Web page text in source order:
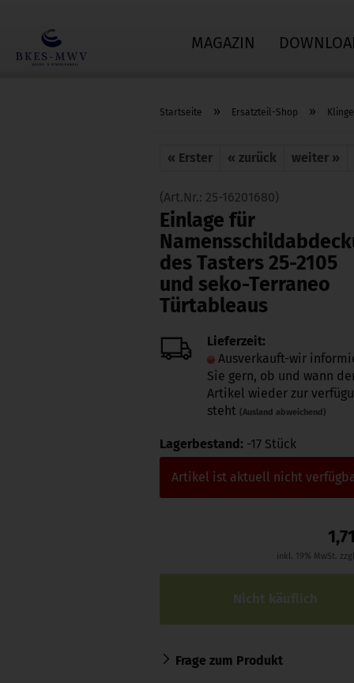
MAGAZIN
Startseite » Ersatzteil-Shop »
« Erster « zurück weiter »
(Art.Nr.: 25-16201680)
Einlage für
des Tasters 25-2105
und seko-Terraneo
Türtableaus
Lieferzeit:
Ausverkauft-wir
Sie gern, ob und wann
Artikel wieder zur
steht (Ausland abweichend)
Lagerbestand: -17 Stück
Artikel ist aktuell nicht
inkl. 19% MwSt.
Frage zum Produkt